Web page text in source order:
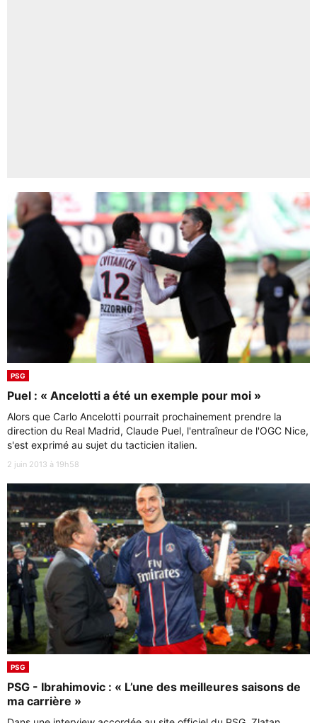
PSG
Puel : « Ancelotti a été un exemple pour moi »
Alors que Carlo Ancelotti pourrait prochainement prendre la
direction du Real Madrid, Claude Puel, l'entraîneur de l'OGC Nice,
s'est exprimé au sujet du tacticien italien.
2 juin 2013 à 19h58
PSG
PSG - Ibrahimovic : « L’une des meilleures saisons de
ma carrière »